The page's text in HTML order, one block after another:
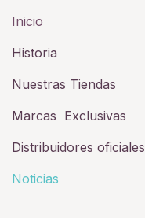
Inicio
Historia​
Nuestras Tiendas
Marcas Exclusivas
Distribuidores oficiales
Noticias